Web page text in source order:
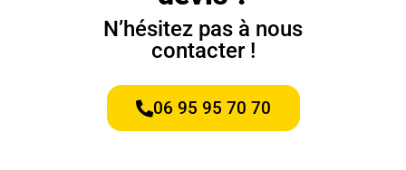
N’hésitez pas à nous
contacter !
06 95 95 70 70